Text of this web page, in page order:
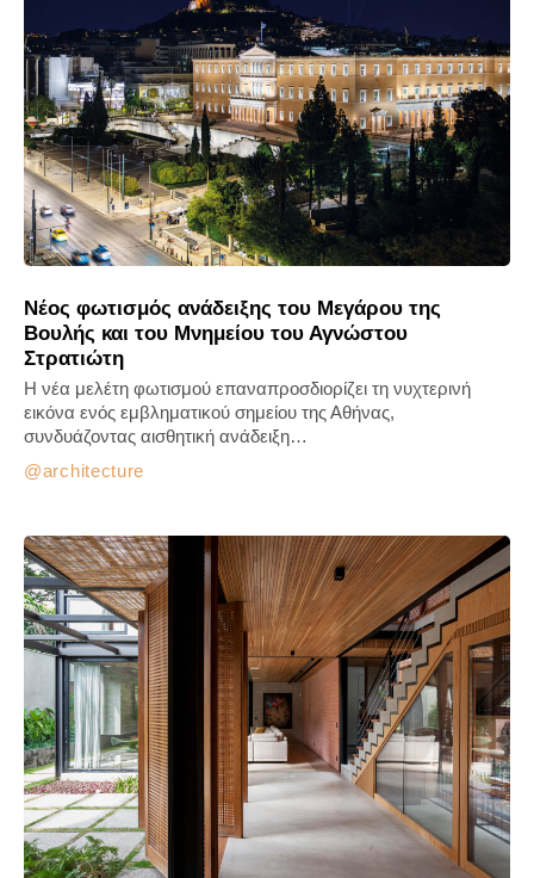
Νέος φωτισμός ανάδειξης του Μεγάρου της
Βουλής και του Μνημείου του Αγνώστου
Στρατιώτη
architecture
Η νέα μελέτη φωτισμού επαναπροσδιορίζει τη νυχτερινή
εικόνα ενός εμβληματικού σημείου της Αθήνας,
συνδυάζοντας αισθητική ανάδειξη…